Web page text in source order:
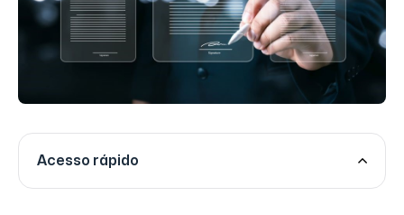
Acesso rápido